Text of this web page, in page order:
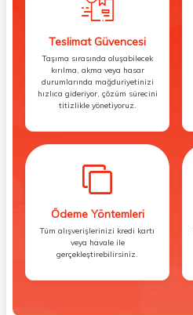
Teslimat Güvencesi
Taşıma sırasında oluşabilecek
kırılma, akma veya hasar
durumlarında mağduriyetinizi
hızlıca gideriyor, çözüm sürecini
titizlikle yönetiyoruz.
Ödeme Yöntemleri
Tüm alışverişlerinizi kredi kartı
veya havale ile
gerçekleştirebilirsiniz.